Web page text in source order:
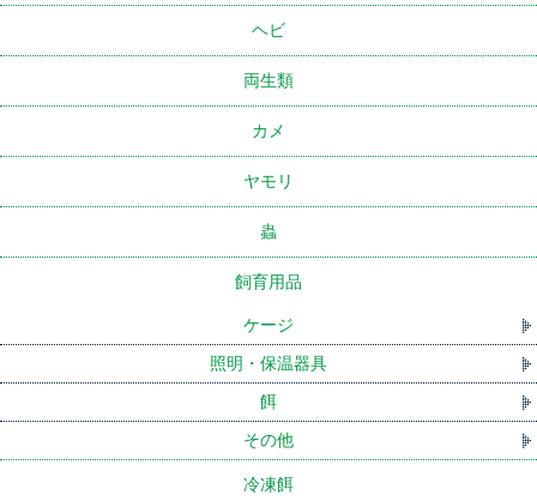
ヘビ
両生類
カメ
ヤモリ
蟲
飼育用品
ケージ
照明・保温器具
餌
その他
冷凍餌